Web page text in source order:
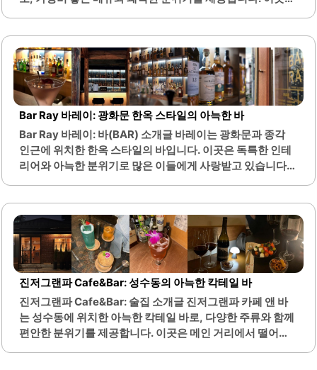
호수와 롯데월드타워의 멋진 경관을 감상할 수 있어 데이트
장소로도 적합합니다.메뉴에는 부채살 스테이크, 치킨 스테
이크 필라프, 함박 스테이크 등이 있으며, 각 요리는 신선한
재료로 정성스럽게 조리됩니다. 특히 스테이크와 함께 제공
되는 볶음김치는 한국인의 입맛에 잘 맞는 조합으로 인기가
높습니다. 내부 인테리어는 현대적이고 세련된 느낌으로, 혼
자 방문하는 손님이나 단체 손님 모두에게 편안한 공간을 제
공합니다.또한, 1인 세트 메뉴가 마련되어 있어 혼밥을 즐기
기에 적합합니다. 기브앤스테이크는 접근성이 뛰어난 카페
거리 근처에 위치하여, 식사 후 주변을..
Bar Ray 바레이: 광화문 한옥 스타일의 아늑한 바
Bar Ray 바레이: 바(BAR) 소개글 바레이는 광화문과 종각
인근에 위치한 한옥 스타일의 바입니다. 이곳은 독특한 인테
리어와 아늑한 분위기로 많은 이들에게 사랑받고 있습니다.
조용하고 편안한 분위기로, 친구들과의 대화나 연인과의 데
이트에 적합합니다. 바레이의 직원들은 친절하며, 고객의 요
구에 맞춰 다양한 추천을 제공합니다. 이곳은 혼자서도 편안
하게 시간을 보낼 수 있는 공간으로, 여유로운 저녁 시간을 보
내기에 좋습니다.또한, 음악이 흐르는 가운데 술과 안주를 즐
길 수 있어 더욱 특별한 경험을 선사합니다. 바레이는 비 오는
날이나 특별한 날에 방문하기 좋은 장소로, 많은 이들이 이곳
의 매력을 느끼고 있습니다. 바의 위치는 접근성이 뛰어나며,
주변에..
진저그랜파 Cafe&Bar: 성수동의 아늑한 칵테일 바
진저그랜파 Cafe&Bar: 술집 소개글 진저그랜파 카페 앤 바
는 성수동에 위치한 아늑한 칵테일 바로, 다양한 주류와 함께
편안한 분위기를 제공합니다. 이곳은 메인 거리에서 떨어져